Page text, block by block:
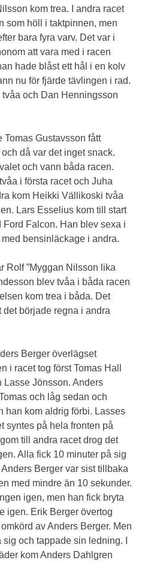
kom trea. I andra racet
som höll i taktpinnen, men
bara fyra varv. Det var i
att vara med i racen
hade blåst ett hål i en kolv
nu för fjärde tävlingen i rad.
och Dan Henningsson
Tomas Gustavsson fått
då var det inget snack.
och vann båda racen.
i första racet och Juha
kom Heikki Vällikoski tvåa
Lars Esselius kom till start
Ford Falcon. Han blev sexa i
bensinläckage i andra.
Rolf ”Myggan Nilsson lika
blev tvåa i båda racen
kom trea i båda. Det
började regna i andra
Berger överlägset
i racet tog först Tomas Hall
Lasse Jönsson. Anders
och låg sedan och
han kom aldrig förbi. Lasses
syntes på hela fronten på
till andra racet drog det
Alla fick 10 minuter på sig
Berger var sist tillbaka
med mindre än 10 sekunder.
igen, men han fick bryta
igen. Erik Berger övertog
av Anders Berger. Men
och tappade sin ledning. I
kom Anders Dahlgren